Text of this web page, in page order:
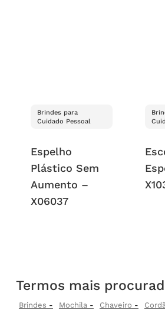
Brindes para
Cuidado Pessoal
Espelho
Plástico Sem
Aumento –
X06037
Termos mais
Brindes Mochila Chaveiro